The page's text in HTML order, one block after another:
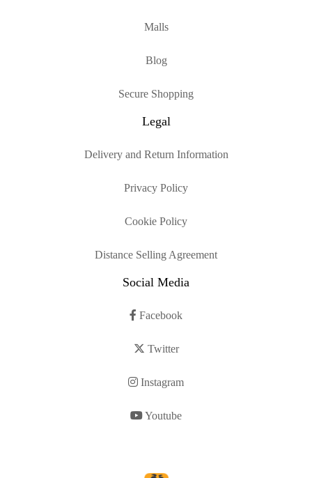
Malls
Blog
Secure Shopping
Legal
Delivery and Return Information
Privacy Policy
Cookie Policy
Distance Selling Agreement
Social Media
Facebook
Twitter
Instagram
Youtube